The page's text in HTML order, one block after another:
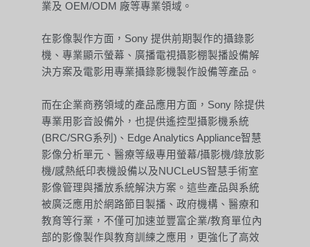
業及 OEM/ODM 廠等專業領域。
在影像製作方面，Sony 提供前期製作的攝錄影
機、專業顯示螢幕、廣播電視攝影棚製播設備解
決方案及電影用專業攝錄影機製作設備等產品。
而在企業商務領域的產品應用方面，Sony 除提供
專業用影音設備外，也提供遙控型攝影機系統
(BRC/SRG系列)、Edge Analytics Appliance智慧
影像分析單元、醫療等級專用螢幕/攝影機/錄放影
機/感熱紙印表機設備以及NUCLeUS智慧手術室
影像管理與播放系統解決方案。這些產品與系統
被廣泛應用於網路節目製播、政府機構、醫療和
教育等行業，不僅可加速並豐富企業/教育單位內
部的影像製作與教育訓練之應用，更強化了高效